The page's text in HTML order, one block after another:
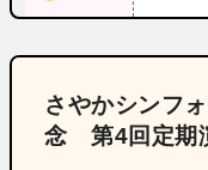
さやかシンフ
念 第4回定期